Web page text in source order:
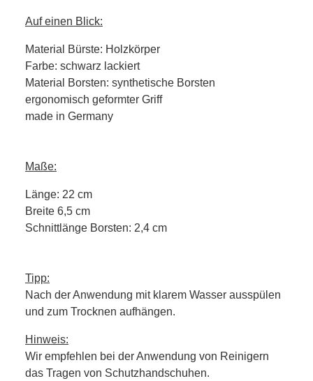
Auf einen Blick:
Material Bürste: Holzkörper
Farbe: schwarz lackiert
Material Borsten: synthetische Borsten
ergonomisch geformter Griff
made in Germany
Maße:
Länge: 22 cm
Breite 6,5 cm
Schnittlänge Borsten: 2,4 cm
Tipp:
Nach der Anwendung mit klarem Wasser ausspülen
und zum Trocknen aufhängen.
Hinweis:
Wir empfehlen bei der Anwendung von Reinigern
das Tragen von Schutzhandschuhen.